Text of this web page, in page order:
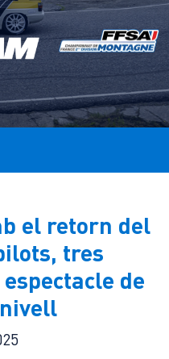
el retorn del
tres
de